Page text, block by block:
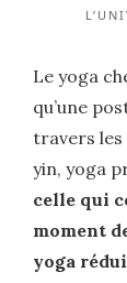
Le yoga
qu’une
travers les
yin, yoga
celle qui
moment
yoga